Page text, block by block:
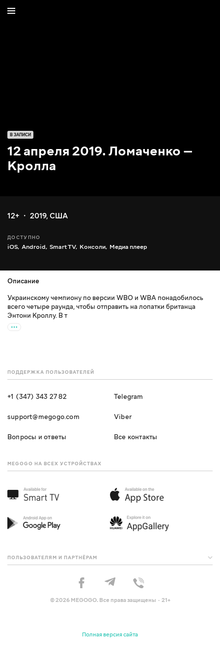
В ЗАПИСИ
12 апреля 2019. Ломаченко —
Кролла
12+ 2019, США
ДОСТУПНО
iOS, Android, Smart TV, Консоли, Медиа плеер
Описание
Украинскому чемпиону по версии WBO и WBA понадобилось
всего четыре раунда, чтобы отправить на лопатки британца
Энтони Кроллу. В т
ПОДДЕРЖКА ПОЛЬЗОВАТЕЛЕЙ
+1 (347) 343 27 82
support@megogo.com
Вопросы и ответы
Telegram
Viber
Все контакты
MEGOGO НА ВСЕХ УСТРОЙСТВАХ
ПОЛЬЗОВАТЕЛЯМ И ПАРТНЁРАМ
© 2026 MEGOGO. Все права защищены · 21+
Полная версия сайта